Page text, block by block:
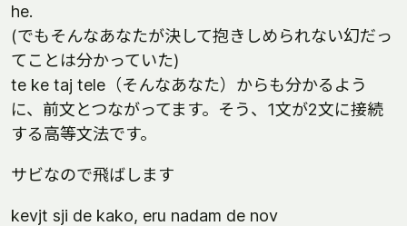
he.
(でもそんなあなたが決して抱きしめられない幻だっ
てことは分かっていた)
te ke taj tele（そんなあなた）からも分かるよう
に、前文とつながってます。そう、1文が2文に接続
する高等文法です。
サビなので飛ばします
kevjt sji de kako, eru nadam de nov